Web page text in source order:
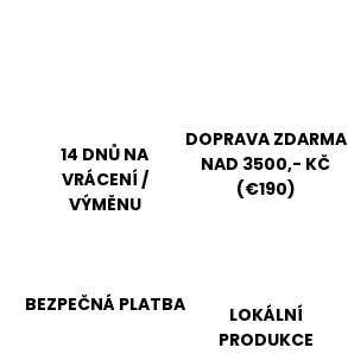
14 DNŮ NA
VRÁCENÍ /
VÝMĚNU
DOPRAVA ZDARMA
NAD 3500,- KČ
(€190)
BEZPEČNÁ PLATBA
LOKÁLNÍ
PRODUKCE